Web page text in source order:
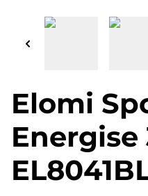
Elomi
Energise